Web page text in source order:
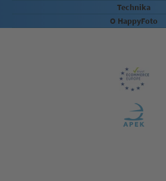
Technika
O HappyFoto